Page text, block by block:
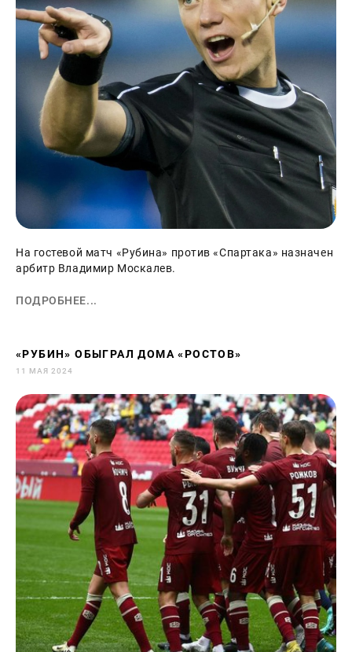
На гостевой матч «Рубина» против «Спартака» назначен
арбитр Владимир Москалев.
ПОДРОБНЕЕ...
«РУБИН» ОБЫГРАЛ ДОМА «РОСТОВ»
11 МАЯ 2024